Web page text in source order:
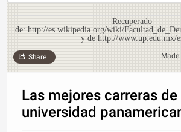
Recuperado
de: http://es.wikipedia.org/wiki/
y de http://www.up.edu.mx/
Share
Las mejores carreras de
universidad